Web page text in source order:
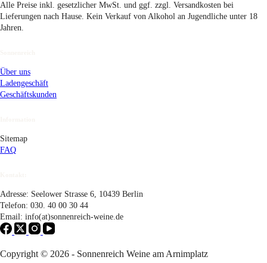
Alle Preise inkl. gesetzlicher MwSt. und ggf. zzgl. Versandkosten bei
Lieferungen nach Hause. Kein Verkauf von Alkohol an Jugendliche unter 18
Jahren.
Über uns
Ladengeschäft
Geschäftskunden
Sitemap
FAQ
Adresse: Seelower Strasse 6, 10439 Berlin
Telefon: 030. 40 00 30 44
Email: info(at)sonnenreich-weine.de
Copyright © 2026 - Sonnenreich Weine am Arnimplatz